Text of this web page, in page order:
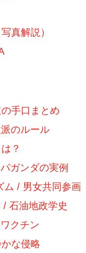
真解説）
手口まとめ
のルール
？
ガンダの実例
ム / 男女共同参画
石油地政学史
クチン
な侵略